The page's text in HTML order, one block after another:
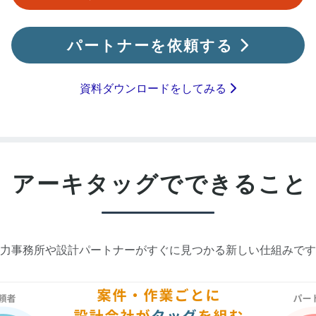
パートナーを依頼する
資料ダウンロードをしてみる
アーキタッグでできること
事務所や設計パートナーがすぐに見つかる新しい仕組みで